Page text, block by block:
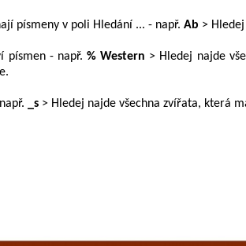
písmeny v poli Hledání ... - např. Ab >
písmen - např. % Western > Hledej najde
_s> Hledej najde všechna zvířata, která